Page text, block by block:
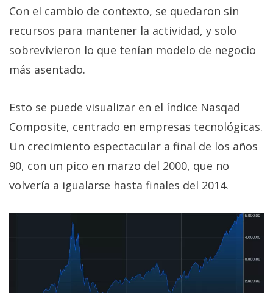
Con el cambio de contexto, se quedaron sin
recursos para mantener la actividad, y solo
sobrevivieron lo que tenían modelo de negocio
más asentado.
Esto se puede visualizar en el índice Nasqad
Composite, centrado en empresas tecnológicas.
Un crecimiento espectacular a final de los años
90, con un pico en marzo del 2000, que no
volvería a igualarse hasta finales del 2014.